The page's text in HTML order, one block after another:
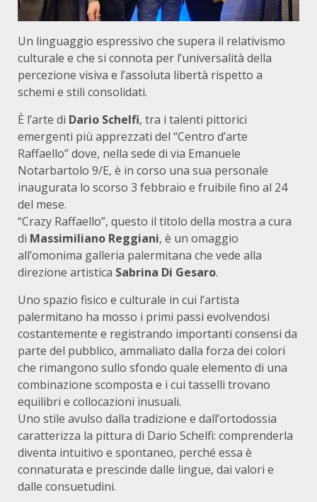
Un linguaggio espressivo che supera il relativismo
culturale e che si connota per l’universalità della
percezione visiva e l’assoluta libertà rispetto a
schemi e stili consolidati.
È l’arte di Dario Schelfi, tra i talenti pittorici
emergenti più apprezzati del “Centro d’arte
Raffaello” dove, nella sede di via Emanuele
Notarbartolo 9/E, è in corso una sua personale
inaugurata lo scorso 3 febbraio e fruibile fino al 24
del mese.
“Crazy Raffaello”, questo il titolo della mostra a cura
di Massimiliano Reggiani, è un omaggio
all’omonima galleria palermitana che vede alla
direzione artistica Sabrina Di Gesaro.
Uno spazio fisico e culturale in cui l’artista
palermitano ha mosso i primi passi evolvendosi
costantemente e registrando importanti consensi da
parte del pubblico, ammaliato dalla forza dei colori
che rimangono sullo sfondo quale elemento di una
combinazione scomposta e i cui tasselli trovano
equilibri e collocazioni inusuali.
Uno stile avulso dalla tradizione e dall’ortodossia
caratterizza la pittura di Dario Schelfi: comprenderla
diventa intuitivo e spontaneo, perché essa è
connaturata e prescinde dalle lingue, dai valori e
dalle consuetudini.